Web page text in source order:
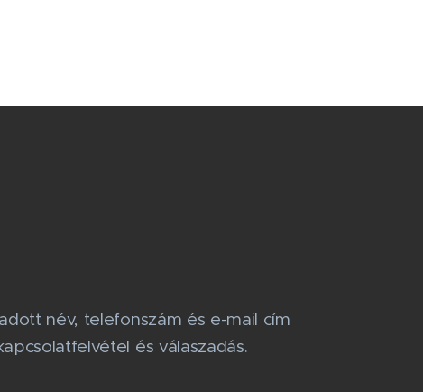
név, telefonszám és e-mail cím
és válaszadás.